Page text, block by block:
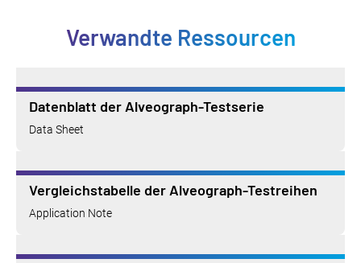
Verwandte Ressourcen
Datenblatt der Alveograph-Testserie
Data Sheet
Vergleichstabelle der Alveograph-Testreihen
Application Note